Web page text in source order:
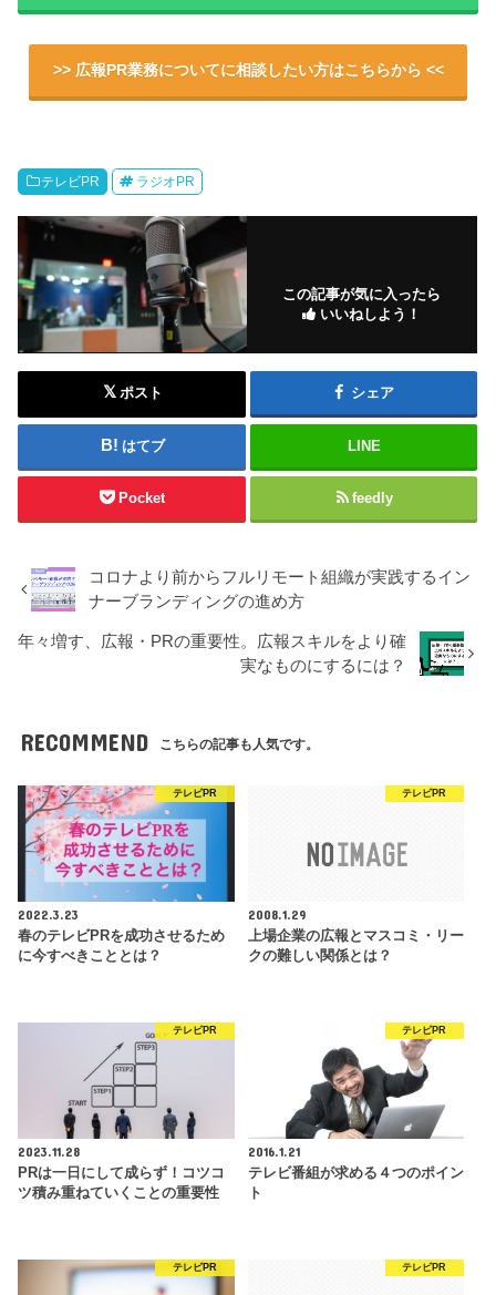
>> 広報PR業務についてに相談したい方はこちらから <<
テレビPR ラジオPR
この記事が気に入ったら
いいねしよう！
ポスト シェア
はてブ LINE
Pocket feedly
コロナより前からフルリモート組織が実践するイン
ナーブランディングの進め方
年々増す、広報・PRの重要性。広報スキルをより確
実なものにするには？
RECOMMEND こちらの記事も人気です。
テレビPR
2022.3.23
春のテレビPRを成功させるため
に今すべきこととは？
テレビPR
2008.1.29
上場企業の広報とマスコミ・リー
クの難しい関係とは？
テレビPR
2023.11.28
PRは一日にして成らず！コツコ
ツ積み重ねていくことの重要性
テレビPR
2016.1.21
テレビ番組が求める４つのポイン
ト
テレビPR テレビPR